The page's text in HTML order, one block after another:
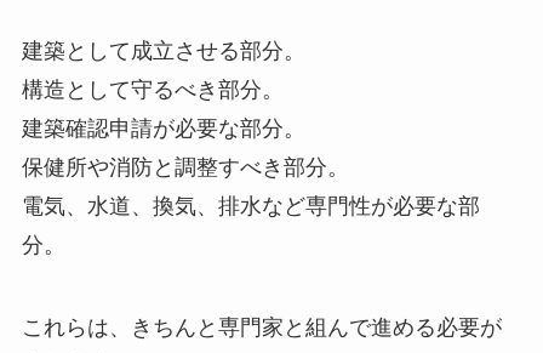
建築として成立させる部分。
構造として守るべき部分。
建築確認申請が必要な部分。
保健所や消防と調整すべき部分。
電気、水道、換気、排水など専門性が必要な部
分。
これらは、きちんと専門家と組んで進める必要が